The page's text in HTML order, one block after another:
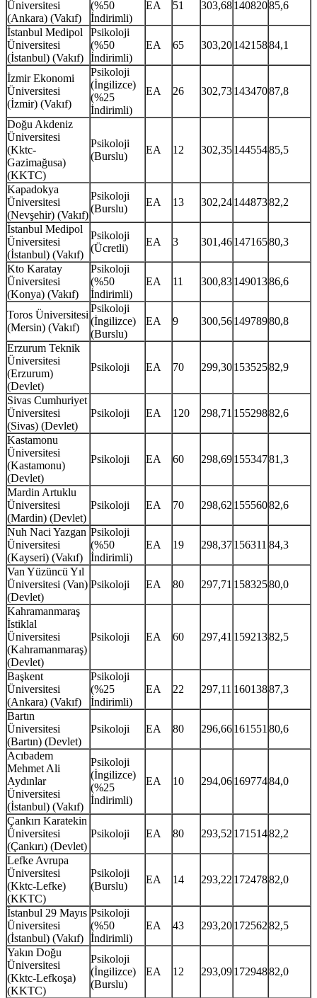
Üniversitesi
(Ankara) (Vakıf)
(%50
İndirimli)
EA 51 303,6814082085,6
İstanbul Medipol
Üniversitesi
(İstanbul) (Vakıf)
Psikoloji
(%50
İndirimli)
EA 65 303,2014215884,1
İzmir Ekonomi
Üniversitesi
(İzmir) (Vakıf)
Psikoloji
(İngilizce)
(%25
İndirimli)
EA 26 302,7314347087,8
Doğu Akdeniz
Üniversitesi
(Kktc-
Gazimağusa)
(KKTC)
Psikoloji
(Burslu)
EA 12 302,3514455485,5
Kapadokya
Üniversitesi
(Nevşehir) (Vakıf)
Psikoloji
(Burslu)
EA 13 302,2414487382,2
İstanbul Medipol
Üniversitesi
(İstanbul) (Vakıf)
Psikoloji
(Ücretli)
EA 3 301,4614716580,3
Kto Karatay
Üniversitesi
(Konya) (Vakıf)
Psikoloji
(%50
İndirimli)
EA 11 300,8314901386,6
Toros Üniversitesi
(Mersin) (Vakıf)
Psikoloji
(İngilizce)
(Burslu)
EA 9 300,5614978980,8
Erzurum Teknik
Üniversitesi
(Erzurum)
(Devlet)
Psikoloji EA 70 299,3015352582,9
Sivas Cumhuriyet
Üniversitesi
(Sivas) (Devlet)
Psikoloji EA 120 298,71 15529882,6
Kastamonu
Üniversitesi
(Kastamonu)
(Devlet)
Psikoloji EA 60 298,6915534781,3
Mardin Artuklu
Üniversitesi
(Mardin) (Devlet)
Psikoloji EA 70 298,6215556082,6
Nuh Naci Yazgan
Üniversitesi
(Kayseri) (Vakıf)
Psikoloji
(%50
İndirimli)
EA 19 298,37156311 84,3
Van Yüzüncü Yıl
Üniversitesi (Van)
(Devlet)
Psikoloji EA 80 297,71 15832580,0
Kahramanmaraş
İstiklal
Üniversitesi
(Kahramanmaraş)
(Devlet)
Psikoloji EA 60 297,41 15921382,5
Başkent
Üniversitesi
(Ankara) (Vakıf)
Psikoloji
(%25
İndirimli)
EA 22 297,11 16013887,3
Bartın
Üniversitesi
(Bartın) (Devlet)
Psikoloji EA 80 296,6616155180,6
Acıbadem
Mehmet Ali
Aydınlar
Üniversitesi
(İstanbul) (Vakıf)
Psikoloji
(İngilizce)
(%25
İndirimli)
EA 10 294,0616977484,0
Çankırı Karatekin
Üniversitesi
(Çankırı) (Devlet)
Psikoloji EA 80 293,5217151482,2
Lefke Avrupa
Üniversitesi
(Kktc-Lefke)
(KKTC)
Psikoloji
(Burslu)
EA 14 293,2217247882,0
İstanbul 29 Mayıs
Üniversitesi
(İstanbul) (Vakıf)
Psikoloji
(%50
İndirimli)
EA 43 293,2017256282,5
Yakın Doğu
Üniversitesi
(Kktc-Lefkoşa)
(KKTC)
Psikoloji
(İngilizce)
(Burslu)
EA 12 293,0917294882,0